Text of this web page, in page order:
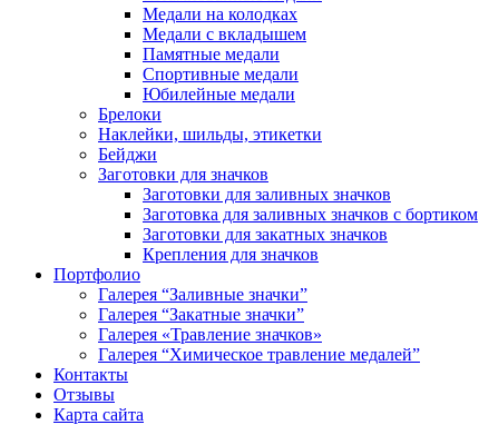
Медали на колодках
Медали с вкладышем
Памятные медали
Спортивные медали
Юбилейные медали
Брелоки
Наклейки, шильды, этикетки
Бейджи
Заготовки для значков
Заготовки для заливных значков
Заготовка для заливных значков с бортиком
Заготовки для закатных значков
Крепления для значков
Портфолио
Галерея “Заливные значки”
Галерея “Закатные значки”
Галерея «Травление значков»
Галерея “Химическое травление медалей”
Контакты
Отзывы
Карта сайта